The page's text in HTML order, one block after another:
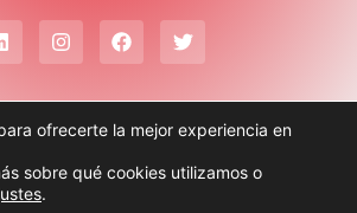
Todos los derechos reservados
ofrecerte la mejor experiencia en
sobre qué cookies utilizamos o
.